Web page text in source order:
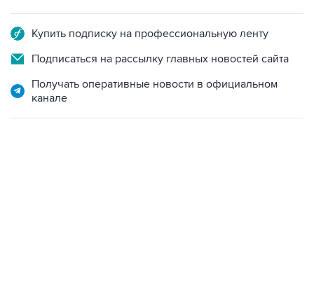
Купить подписку на профессиональную ленту
Подписаться на рассылку главных новостей сайта
Получать оперативные новости в официальном
канале